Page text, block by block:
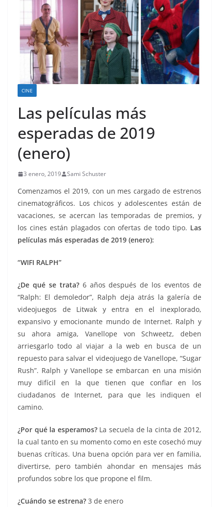
CINE
Las películas más
esperadas de 2019
(enero)
3 enero, 2019 Sami Schuster
Comenzamos el 2019, con un mes cargado de estrenos
cinematográficos. Los chicos y adolescentes están de
vacaciones, se acercan las temporadas de premios, y
los cines están plagados con ofertas de todo tipo. Las
películas más esperadas de 2019 (enero):
“WIFI RALPH”
¿De qué se trata? 6 años después de los eventos de
“Ralph: El demoledor”, Ralph deja atrás la galería de
videojuegos de Litwak y entra en el inexplorado,
expansivo y emocionante mundo de Internet. Ralph y
su ahora amiga, Vanellope von Schweetz, deben
arriesgarlo todo al viajar a la web en busca de un
repuesto para salvar el videojuego de Vanellope, “Sugar
Rush”. Ralph y Vanellope se embarcan en una misión
muy difícil en la que tienen que confiar en los
ciudadanos de Internet, para que les indiquen el
camino.
¿Por qué la esperamos?La secuela de la cinta de 2012,
la cual tanto en su momento como en este cosechó muy
buenas críticas. Una buena opción para ver en familia,
divertirse, pero también ahondar en mensajes más
profundos sobre los que propone el film.
¿Cuándo se estrena? 3 de enero